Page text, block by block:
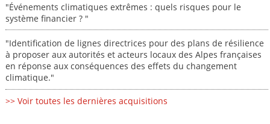
"Événements climatiques extrêmes : quels risques pour le
système financier ? "
"Identification de lignes directrices pour des plans de résilience
à proposer aux autorités et acteurs locaux des Alpes françaises
en réponse aux conséquences des effets du changement
climatique."
>> Voir toutes les dernières acquisitions